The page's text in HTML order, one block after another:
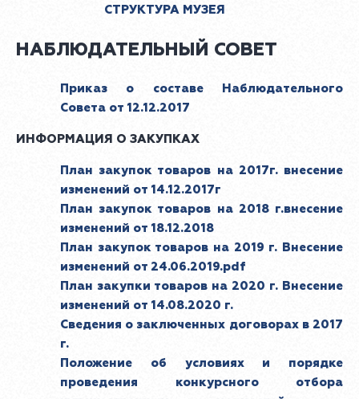
СТРУКТУРА МУЗЕЯ
НАБЛЮДАТЕЛЬНЫЙ СОВЕТ
Приказ о составе Наблюдательного
Совета от 12.12.2017
ИНФОРМАЦИЯ О ЗАКУПКАХ
План закупок товаров на 2017г. внесение
изменений от 14.12.2017г
План закупок товаров на 2018 г.внесение
изменений от 18.12.2018
План закупок товаров на 2019 г. Внесение
изменений от 24.06.2019.pdf
План закупки товаров на 2020 г. Внесение
изменений от 14.08.2020 г.
Сведения о заключенных договорах в 2017
г.
Положение об условиях и порядке
проведения конкурсного отбора